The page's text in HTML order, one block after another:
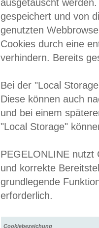
ausgetauscht
gespeichert und von
genutzten
Cookies durch eine
verhindern. Bereits
Bei der "Local
Diese können auch
und bei einem
"Local Storage"
PEGELONLINE nutzt
und korrekte
grundlegende
erforderlich.
Cookiebezeichung